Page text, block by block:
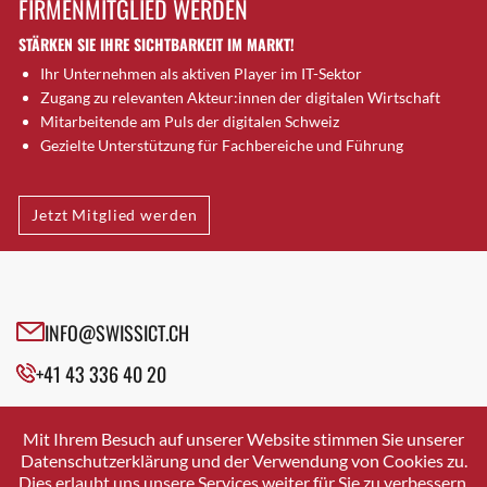
Brugg AG
Brütten
Bubendorf
Bubikon
Buchs (SG)
Bäretswil
Bülach
Cazis
Crissier
Davos Platz
Dierikon
Dietikon
FIRMENMITGLIED WERDEN
STÄRKEN SIE IHRE SICHTBARKEIT IM MARKT!
Ihr Unternehmen als aktiven Player im IT-Sektor
Zugang zu relevanten Akteur:innen der digitalen Wirtschaft
Mitarbeitende am Puls der digitalen Schweiz
Gezielte Unterstützung für Fachbereiche und Führung
Jetzt Mitglied werden
INFO@SWISSICT.CH
+41 43 336 40 20
SWISSICT
VULKANSTRASSE 120
8048 ZURICH
Mit Ihrem Besuch auf unserer Website stimmen Sie unserer
Datenschutzerklärung und der Verwendung von Cookies zu.
Dies erlaubt uns unsere Services weiter für Sie zu verbessern.